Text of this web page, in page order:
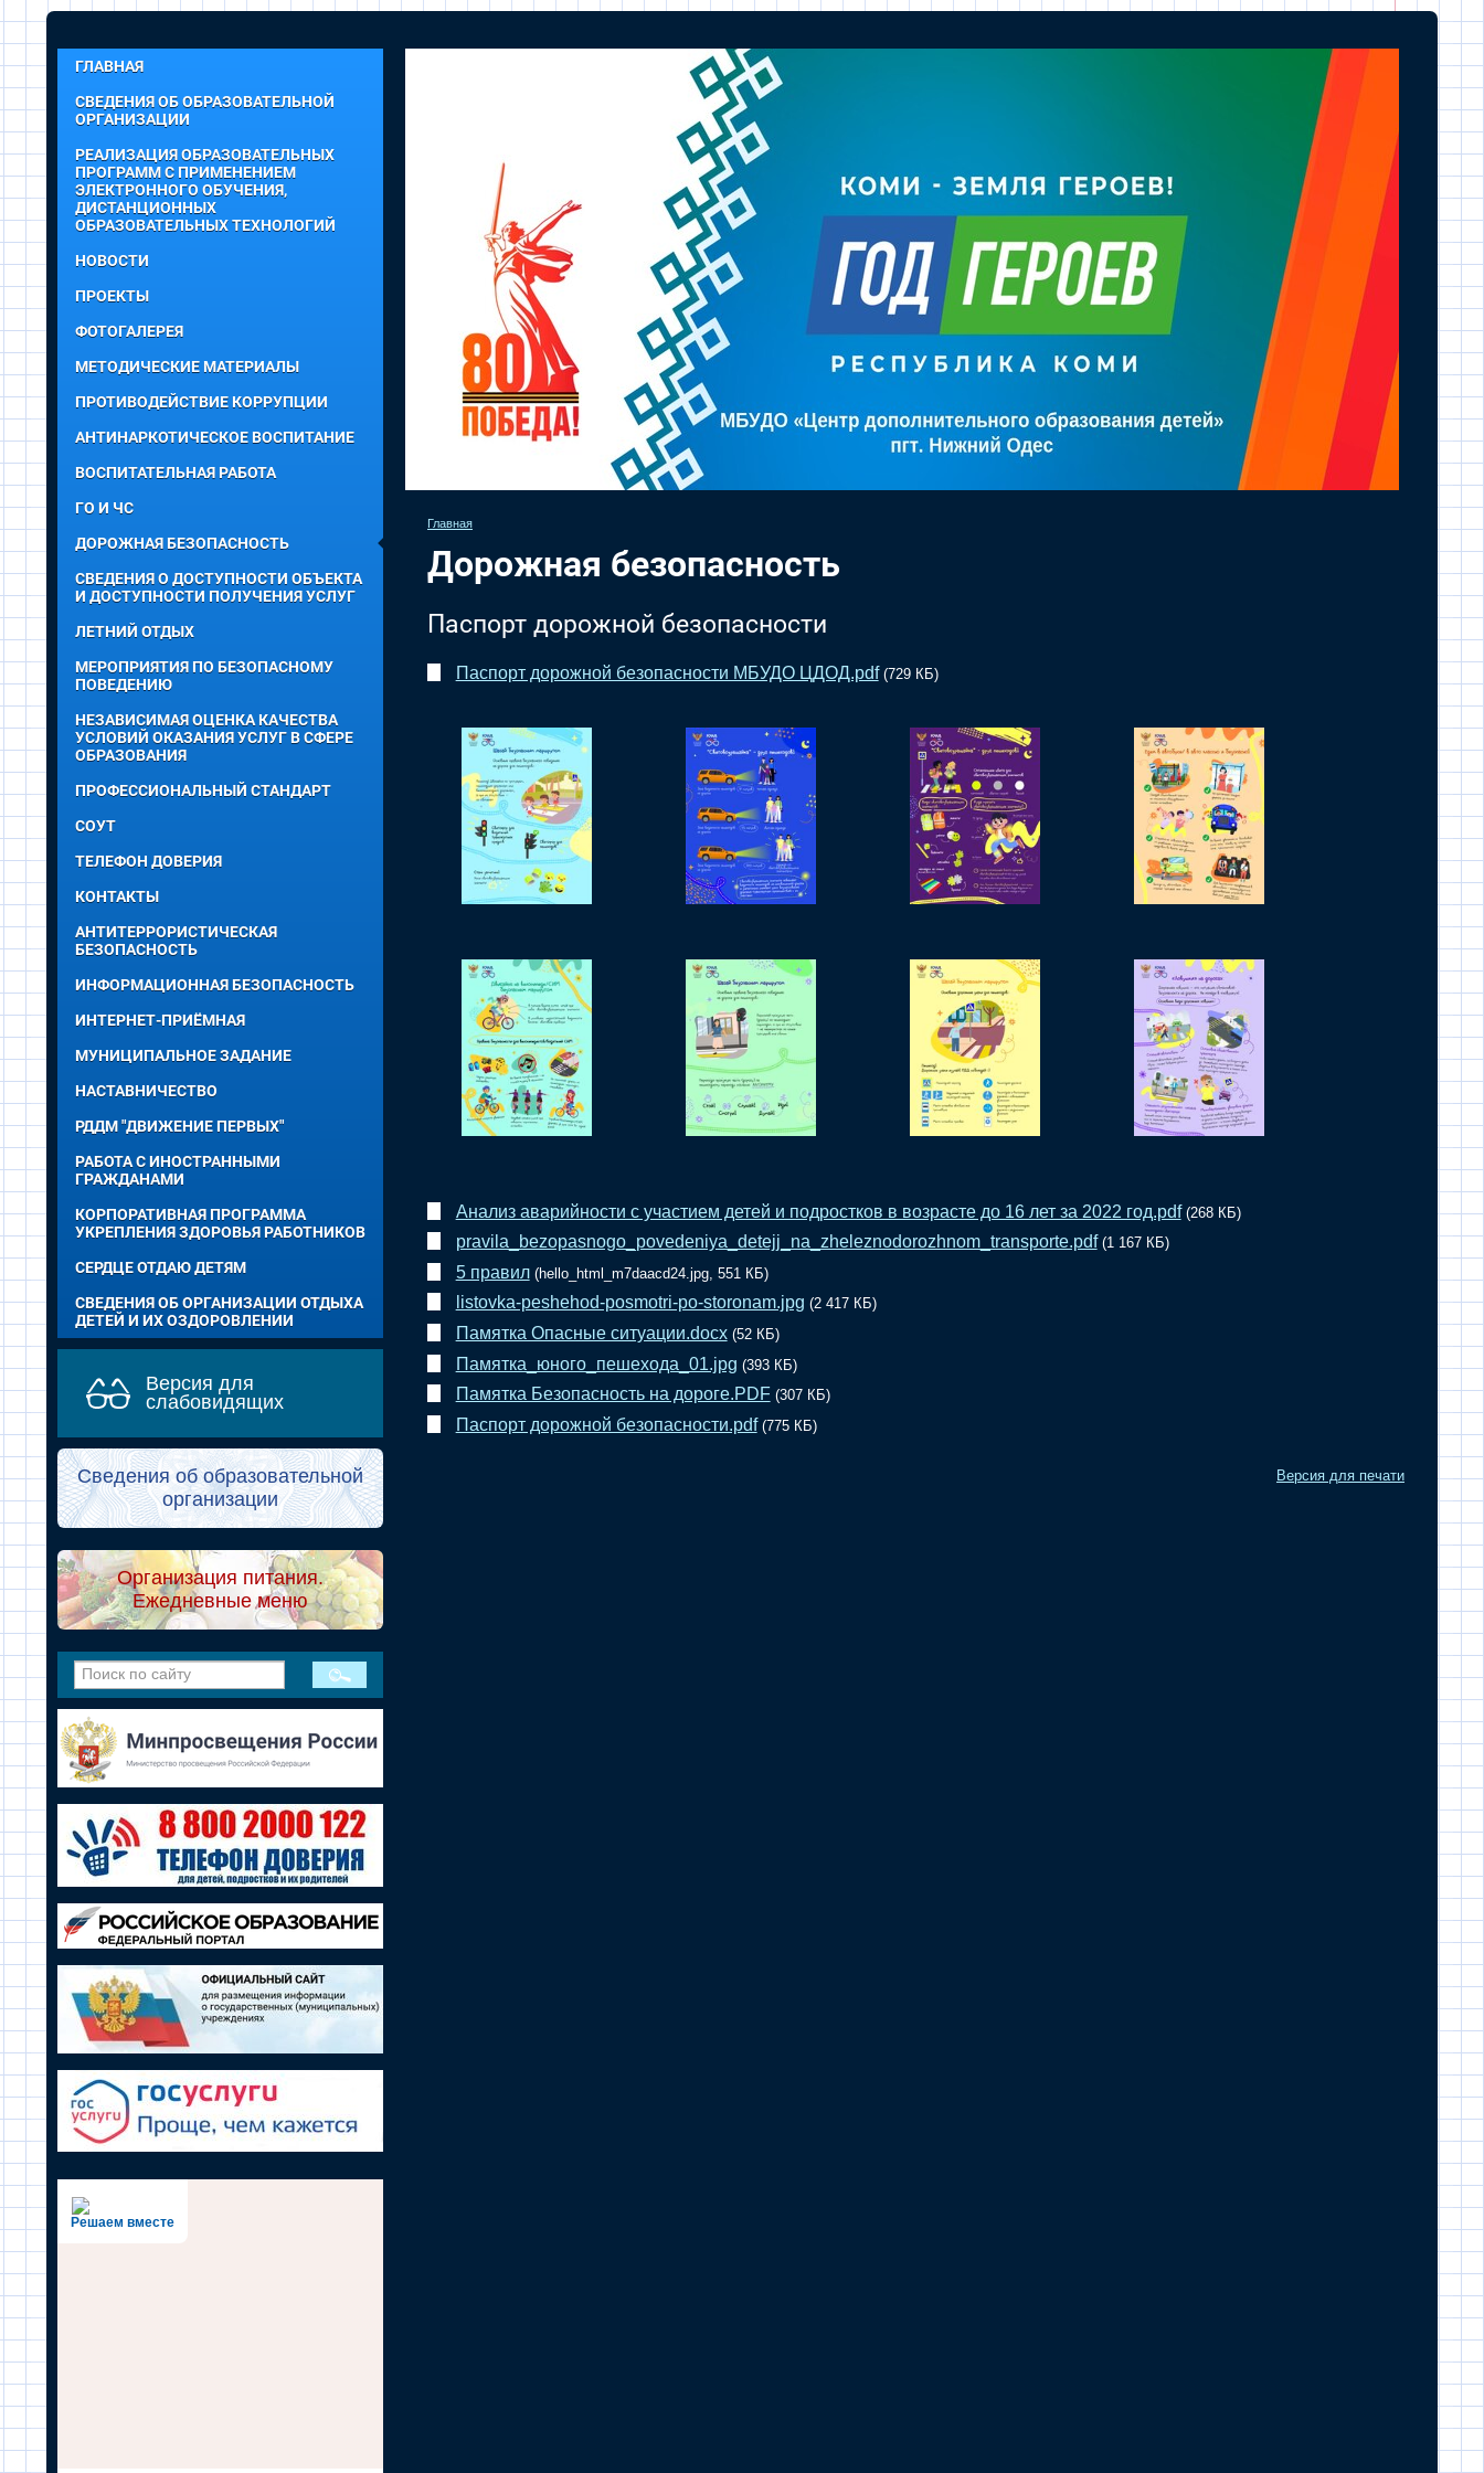
ГЛАВНАЯ
СВЕДЕНИЯ ОБ ОБРАЗОВАТЕЛЬНОЙ
ОРГАНИЗАЦИИ
РЕАЛИЗАЦИЯ ОБРАЗОВАТЕЛЬНЫХ
ПРОГРАММ С ПРИМЕНЕНИЕМ
ЭЛЕКТРОННОГО ОБУЧЕНИЯ,
ДИСТАНЦИОННЫХ
ОБРАЗОВАТЕЛЬНЫХ ТЕХНОЛОГИЙ
НОВОСТИ
ПРОЕКТЫ
ФОТОГАЛЕРЕЯ
МЕТОДИЧЕСКИЕ МАТЕРИАЛЫ
ПРОТИВОДЕЙСТВИЕ КОРРУПЦИИ
АНТИНАРКОТИЧЕСКОЕ ВОСПИТАНИЕ
ВОСПИТАТЕЛЬНАЯ РАБОТА
ГО И ЧС
ДОРОЖНАЯ БЕЗОПАСНОСТЬ
СВЕДЕНИЯ О ДОСТУПНОСТИ ОБЪЕКТА
И ДОСТУПНОСТИ ПОЛУЧЕНИЯ УСЛУГ
ЛЕТНИЙ ОТДЫХ
МЕРОПРИЯТИЯ ПО БЕЗОПАСНОМУ
ПОВЕДЕНИЮ
НЕЗАВИСИМАЯ ОЦЕНКА КАЧЕСТВА
УСЛОВИЙ ОКАЗАНИЯ УСЛУГ В СФЕРЕ
ОБРАЗОВАНИЯ
ПРОФЕССИОНАЛЬНЫЙ СТАНДАРТ
СОУТ
ТЕЛЕФОН ДОВЕРИЯ
КОНТАКТЫ
АНТИТЕРРОРИСТИЧЕСКАЯ
БЕЗОПАСНОСТЬ
ИНФОРМАЦИОННАЯ БЕЗОПАСНОСТЬ
ИНТЕРНЕТ-ПРИЁМНАЯ
МУНИЦИПАЛЬНОЕ ЗАДАНИЕ
НАСТАВНИЧЕСТВО
РДДМ "ДВИЖЕНИЕ ПЕРВЫХ"
РАБОТА С ИНОСТРАННЫМИ
ГРАЖДАНАМИ
КОРПОРАТИВНАЯ ПРОГРАММА
УКРЕПЛЕНИЯ ЗДОРОВЬЯ РАБОТНИКОВ
СЕРДЦЕ ОТДАЮ ДЕТЯМ
СВЕДЕНИЯ ОБ ОРГАНИЗАЦИИ ОТДЫХА
ДЕТЕЙ И ИХ ОЗДОРОВЛЕНИИ
Версия для
слабовидящих
Сведения об образовательной
организации
Организация питания.
Ежедневные меню
Решаем вместе
Главная
Дорожная безопасность
Паспорт дорожной безопасности
Паспорт дорожной безопасности МБУДО ЦДОД.pdf (729 КБ)
Анализ аварийности с участием детей и подростков в возрасте до 16 лет за 2022 год.pdf (268 КБ)
pravila_bezopasnogo_povedeniya_detejj_na_zheleznodorozhnom_transporte.pdf (1 167 КБ)
5 правил (hello_html_m7daacd24.jpg, 551 КБ)
listovka-peshehod-posmotri-po-storonam.jpg (2 417 КБ)
Памятка Опасные ситуации.docx (52 КБ)
Памятка_юного_пешехода_01.jpg (393 КБ)
Памятка Безопасность на дороге.PDF (307 КБ)
Паспорт дорожной безопасности.pdf (775 КБ)
Версия для печати